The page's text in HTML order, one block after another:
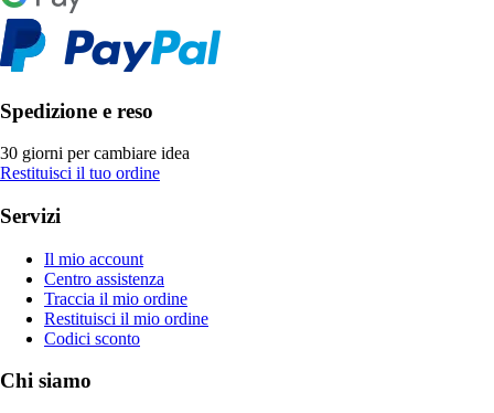
Spedizione e reso
30 giorni per cambiare idea
Restituisci il tuo ordine
Servizi
Il mio account
Centro assistenza
Traccia il mio ordine
Restituisci il mio ordine
Codici sconto
Chi siamo